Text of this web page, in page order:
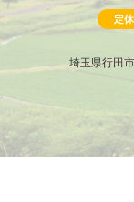
定
埼玉県行田